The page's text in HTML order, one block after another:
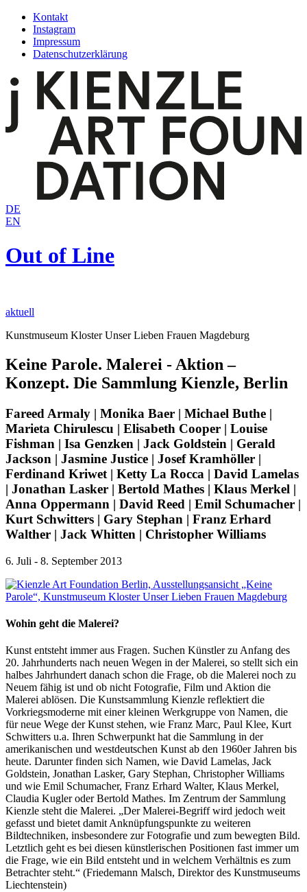
Zum
Inhalt
springen
Kontakt
Instagram
Impressum
Datenschutzerklärung
DE
EN
Out of Line
aktuell
Kunstmuseum Kloster Unser Lieben Frauen Magdeburg
Keine Parole. Malerei - Aktion –
Konzept. Die Sammlung Kienzle, Berlin
Fareed Armaly | Monika Baer | Michael Buthe |
Marieta Chirulescu | Elisabeth Cooper | Louise
Fishman | Isa Genzken | Jack Goldstein | Gerald
Jackson | Jasmine Justice | Josef Kramhöller |
Ferdinand Kriwet | Ketty La Rocca | David Lamelas
| Jonathan Lasker | Bertold Mathes | Klaus Merkel |
Anna Oppermann | David Reed | Emil Schumacher |
Kurt Schwitters | Gary Stephan | Franz Erhard
Walther | Jack Whitten | Christopher Williams
6. Juli - 8. September 2013
Wohin geht die Malerei?
Kunst entsteht immer aus Fragen. Suchen Künstler zu Anfang des
20. Jahrhunderts nach neuen Wegen in der Malerei, so stellt sich ein
halbes Jahrhundert danach schon die Frage, ob die Malerei noch zu
Neuem fähig ist und ob nicht Fotografie, Film und Aktion die
Malerei ablösen. Die Kunstsammlung Kienzle reflektiert die
Vorkriegsmoderne mit einer kleinen Werkgruppe von Namen, die
für neue Wege der Kunst stehen, wie Franz Marc, Paul Klee, Kurt
Schwitters u.a. Ihren Schwerpunkt hat die Sammlung in der
amerikanischen und westdeutschen Kunst ab den 1960er Jahren bis
heute. Darunter finden sich Namen, wie David Lamelas, Jack
Goldstein, Jonathan Lasker, Gary Stephan, Christopher Williams
und wie Emil Schumacher, Franz Erhard Walter, Klaus Merkel,
Claudia Kugler oder Bertold Mathes. Im Zentrum der Sammlung
Kienzle steht die Malerei. „Der Malerei-Begriff wird jedoch weit
gefasst und bietet damit Anknüpfungspunkte zu weiteren
Bildtechniken, insbesondere zur Fotografie und zum bewegten Bild.
Letztlich geht es bei diesen künstlerischen Positionen fast immer um
die Frage, wie ein Bild entsteht und in welchem Verhältnis es zum
Betrachter steht.“ (Friedemann Malsch, Direktor des Kunstmuseums
Liechtenstein)